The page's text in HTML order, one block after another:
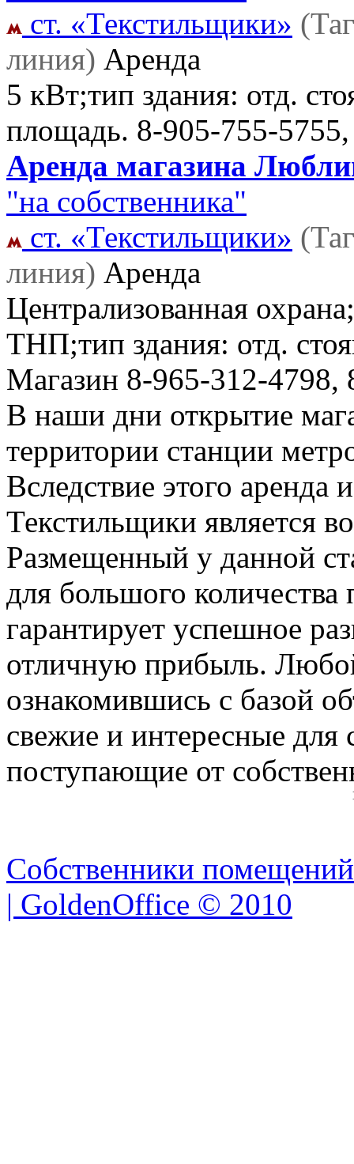
ст. «Текстильщики»
линия) Аренда
5 кВт;тип здания: отд.
площадь. 8-905-755-
Аренда магазина
"на собственника"
ст. «Текстильщики»
линия) Аренда
Централизованная
ТНП;тип здания: отд.
Магазин 8-965-312-4798,
В наши дни открытие
территории станции
Вследствие этого
Текстильщики является
Размещенный у данной
для большого количества
гарантирует успешное
отличную прибыль.
ознакомившись с базой
свежие и интересные для
поступающие от
Собственники
| GoldenOffice © 2010